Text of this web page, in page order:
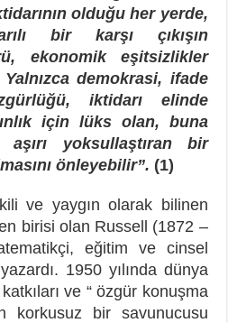
olduğu her yerde,
bir karşı çıkışın
ekonomik eşitsizlikler
demokrasi, ifade
iktidarı elinde
için lüks olan, buna
aşırı yoksullaştıran bir
önleyebilir”. (1)
ve yaygın olarak bilinen
birisi olan Russell (1872 –
eğitim ve cinsel
1950 yılında dünya
ve “ özgür konuşma
korkusuz bir savunucusu